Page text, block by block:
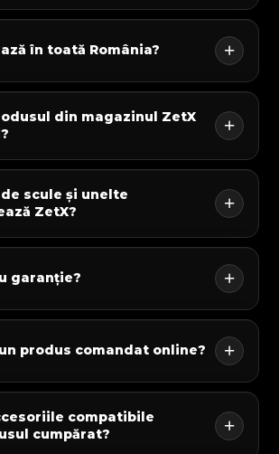
în toată România?
din magazinul ZetX
scule și unelte
ZetX?
garanție?
produs comandat online?
compatibile
cumpărat?